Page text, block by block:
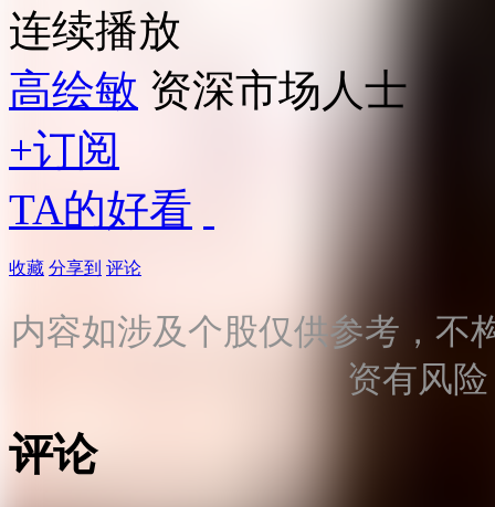
连续播放
高绘敏 资深市场人士
+订阅
TA的好看
收藏 分享到 评论
内容如涉及个股仅供参考，不
资有风
评论